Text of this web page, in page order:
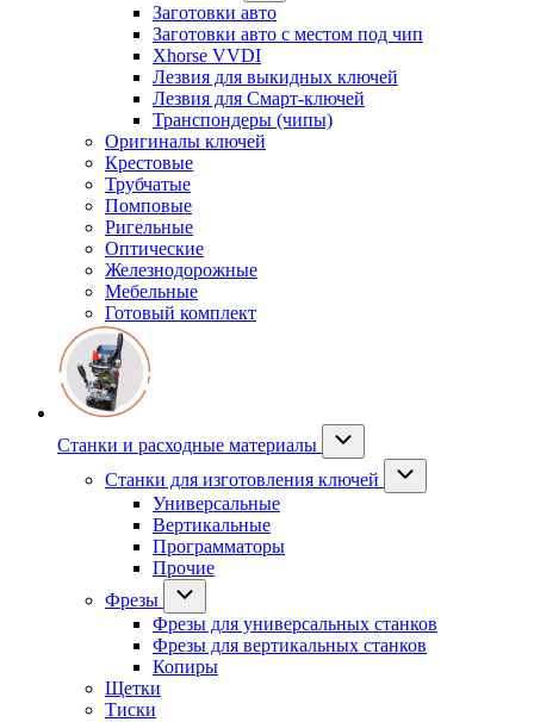
Заготовки авто
Заготовки авто с местом под чип
Xhorse VVDI
Лезвия для выкидных ключей
Лезвия для Смарт-ключей
Транспондеры (чипы)
Оригиналы ключей
Крестовые
Трубчатые
Помповые
Ригельные
Оптические
Железнодорожные
Мебельные
Готовый комплект
Станки и расходные материалы
Станки для изготовления ключей
Универсальные
Вертикальные
Программаторы
Прочие
Фрезы
Фрезы для универсальных станков
Фрезы для вертикальных станков
Копиры
Щетки
Тиски